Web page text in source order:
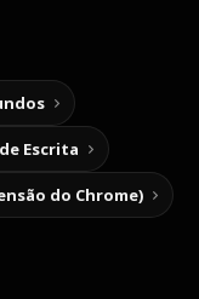
Escrita
do Chrome)